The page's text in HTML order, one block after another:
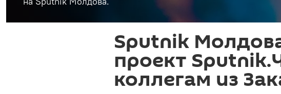
Sputnik
проект
коллегам из